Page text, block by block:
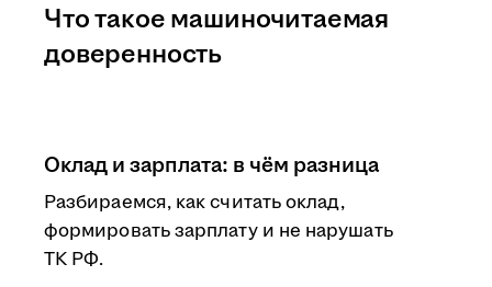
Оклад и зарплата: в чём разница
Разбираемся, как считать оклад,
формировать зарплату и не нарушать
ТК РФ.
Что такое машиночитаемая
доверенность